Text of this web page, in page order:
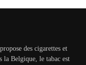
des cigarettes et
la Belgique, le tabac est